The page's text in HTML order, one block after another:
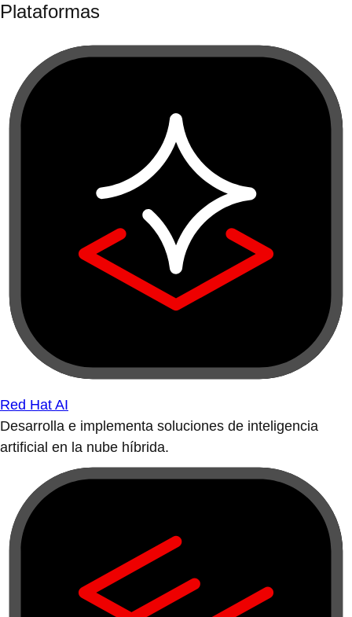
Plataformas
Red Hat AI
Desarrolla e implementa soluciones de inteligencia
artificial en la nube híbrida.